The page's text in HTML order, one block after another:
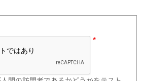
住所検索